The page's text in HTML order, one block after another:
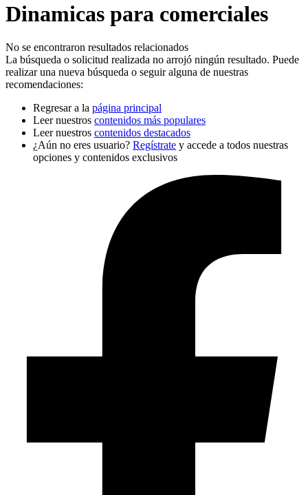
Dinamicas para comerciales
No se encontraron resultados relacionados
La búsqueda o solicitud realizada no arrojó ningún resultado. Puede
realizar una nueva búsqueda o seguir alguna de nuestras
recomendaciones:
Regresar a la página principal
Leer nuestros contenidos más populares
Leer nuestros contenidos destacados
¿Aún no eres usuario? Regístrate y accede a todos nuestras
opciones y contenidos exclusivos